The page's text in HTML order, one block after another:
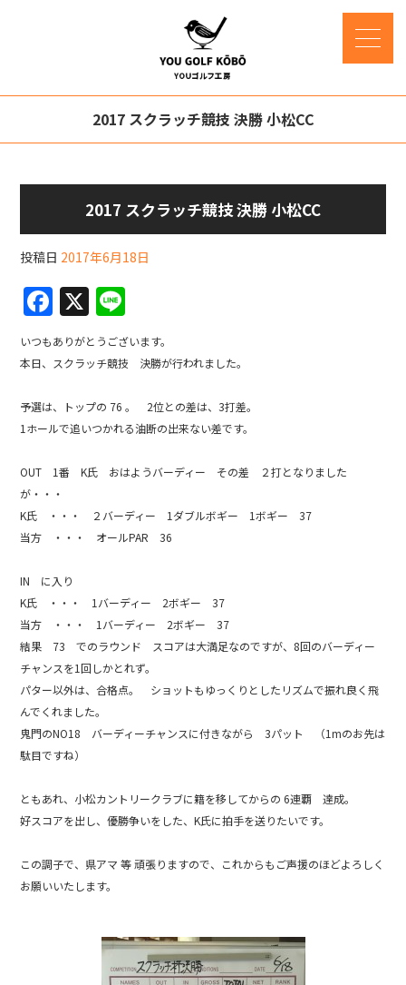
2017 スクラッチ競技 決勝 小松CC
2017 スクラッチ競技 決勝 小松CC
投稿日 2017年6月18日
F
a
c
b
o
o
k
X
n
e
いつもありがとうございます。
本日、スクラッチ競技 決勝が行われました。
予選は、トップの 76 。 2位との差は、3打差。
1ホールで追いつかれる油断の出来ない差です。
OUT 1番 K氏 おはようバーディー その差 ２打となりました
が・・・
K氏 ・・・ ２バーディー 1ダブルボギー 1ボギー 37
当方 ・・・ オールPAR 36
IN に入り
K氏 ・・・ 1バーディー 2ボギー 37
当方 ・・・ 1バーディー 2ボギー 37
結果 73 でのラウンド スコアは大満足なのですが、8回のバーディー
チャンスを1回しかとれず。
パター以外は、合格点。 ショットもゆっくりとしたリズムで振れ良く飛
んでくれました。
鬼門のNO18 バーディーチャンスに付きながら 3パット （1mのお先は
駄目ですね）
ともあれ、小松カントリークラブに籍を移してからの 6連覇 達成。
好スコアを出し、優勝争いをした、K氏に拍手を送りたいです。
この調子で、県アマ 等 頑張りますので、これからもご声援のほどよろしく
お願いいたします。